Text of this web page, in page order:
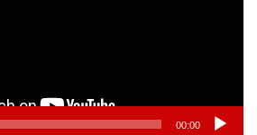
00:00